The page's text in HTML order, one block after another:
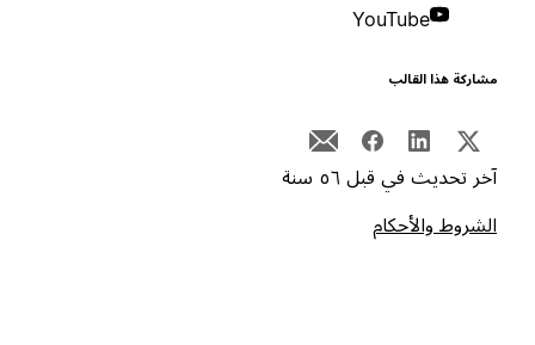
YouTube
هذا القالب
تحديث في قبل ٥٦ سنة
والأحكام